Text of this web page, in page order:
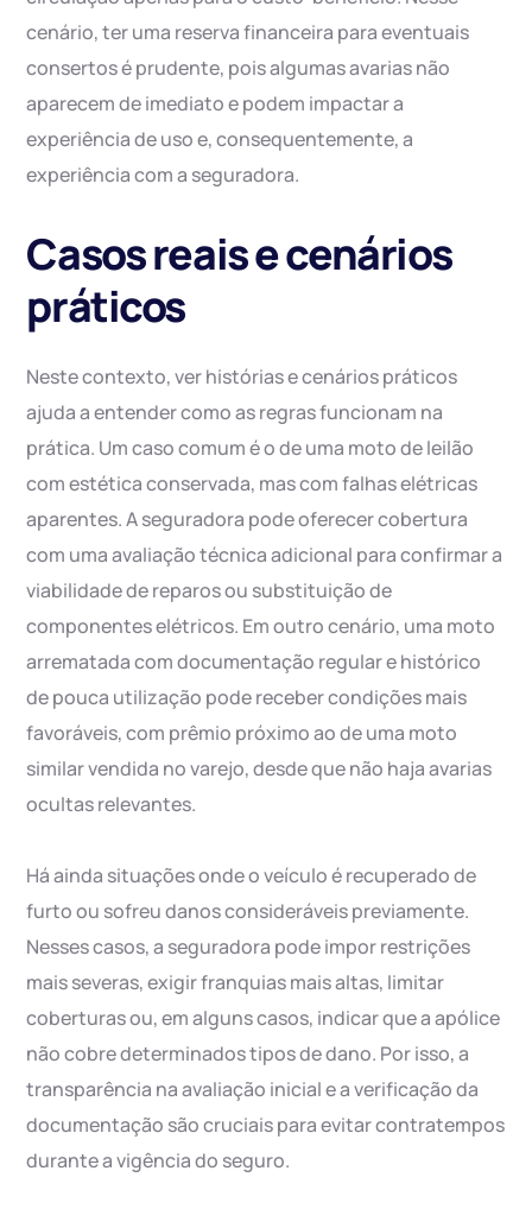
cenário, ter uma reserva financeira para eventuais
consertos é prudente, pois algumas avarias não
aparecem de imediato e podem impactar a
experiência de uso e, consequentemente, a
experiência com a seguradora.
Casos reais e cenários
práticos
Neste contexto, ver histórias e cenários práticos
ajuda a entender como as regras funcionam na
prática. Um caso comum é o de uma moto de leilão
com estética conservada, mas com falhas elétricas
aparentes. A seguradora pode oferecer cobertura
com uma avaliação técnica adicional para confirmar a
viabilidade de reparos ou substituição de
componentes elétricos. Em outro cenário, uma moto
arrematada com documentação regular e histórico
de pouca utilização pode receber condições mais
favoráveis, com prêmio próximo ao de uma moto
similar vendida no varejo, desde que não haja avarias
ocultas relevantes.
Há ainda situações onde o veículo é recuperado de
furto ou sofreu danos consideráveis previamente.
Nesses casos, a seguradora pode impor restrições
mais severas, exigir franquias mais altas, limitar
coberturas ou, em alguns casos, indicar que a apólice
não cobre determinados tipos de dano. Por isso, a
transparência na avaliação inicial e a verificação da
documentação são cruciais para evitar contratempos
durante a vigência do seguro.